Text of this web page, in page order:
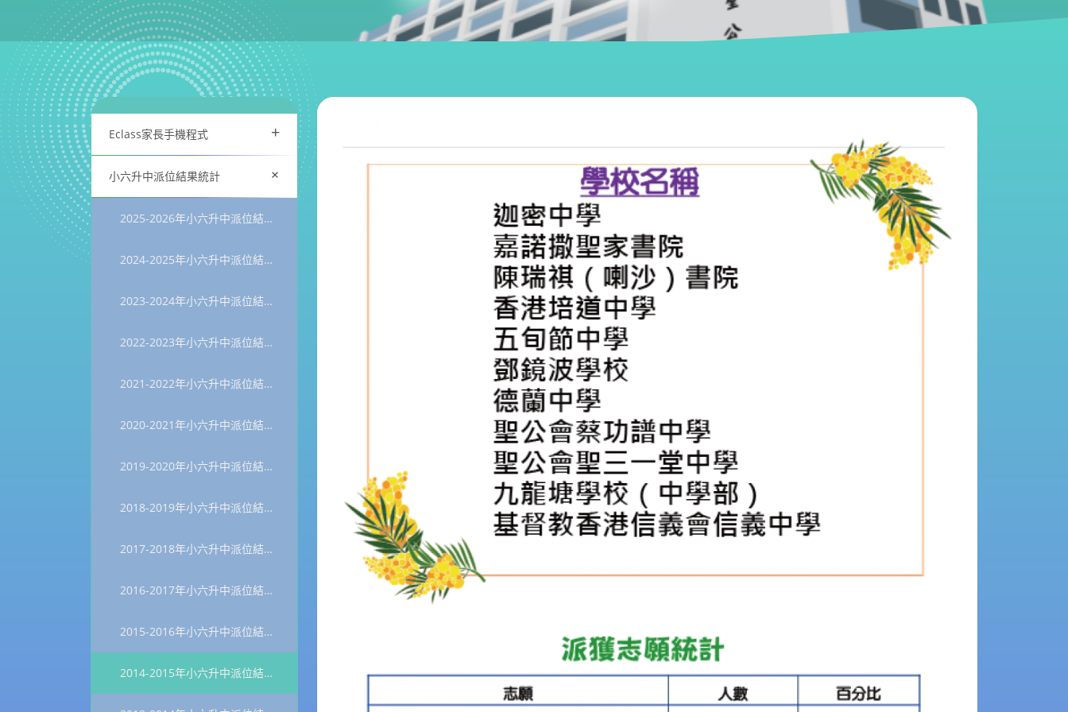
Eclass家長手機程式 +
小六升中派位結果統計 +
2025-2026年小六升中派位結果統計
2024-2025年小六升中派位結果統計
2023-2024年小六升中派位結果統計
2022-2023年小六升中派位結果統計
2021-2022年小六升中派位結果統計
2020-2021年小六升中派位結果統計
2019-2020年小六升中派位結果統計
2018-2019年小六升中派位結果統計
2017-2018年小六升中派位結果統計
2016-2017年小六升中派位結果統計
2015-2016年小六升中派位結果統計
2014-2015年小六升中派位結果統計